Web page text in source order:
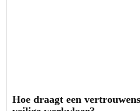
Hoe draagt een